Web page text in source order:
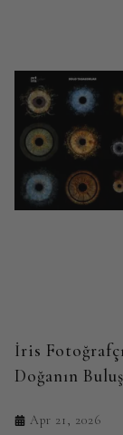
İris
Doğanın
Apr 21, 2026